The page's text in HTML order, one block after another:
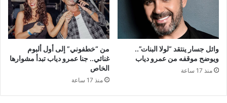
وائل جسار ينتقد “لولا البنات”..
ويوضح موقفه من عمرو دياب
منذ 17 ساعة
من “خطفوني” إلى أول ألبوم
غنائي.. جنا عمرو دياب تبدأ مشوارها
الخاص
منذ 17 ساعة